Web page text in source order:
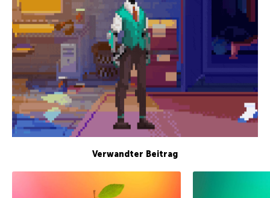
Verwandter Beitrag